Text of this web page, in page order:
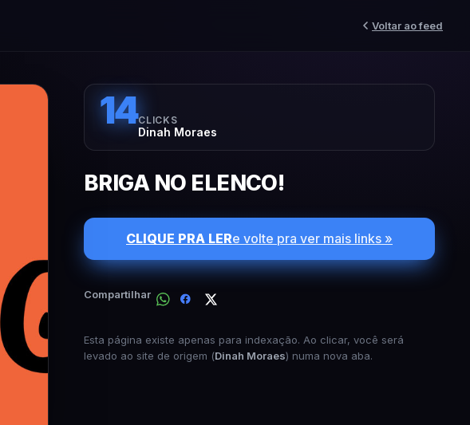
Voltar ao feed
14CLICKS
Dinah Moraes
BRIGA NO ELENCO!
CLIQUE PRA LERe volte pra ver mais links »
Compartilhar
Esta página existe apenas para indexação. Ao clicar, você será
levado ao site de origem (Dinah Moraes) numa nova aba.